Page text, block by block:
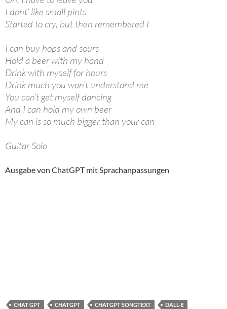
I dont‘ like small pints
Started to cry, but then remembered I
I can buy hops and sours
Hold a beer with my hand
Drink with myself for hours
Drink much you won’t understand me
You can’t get myself dancing
And I can hold my own beer
My can is so much bigger than your can
Guitar Solo
Ausgabe von ChatGPT mit Sprachanpassungen
CHAT GPT CHATGPT CHATGPT SONGTEXT
DALL-E